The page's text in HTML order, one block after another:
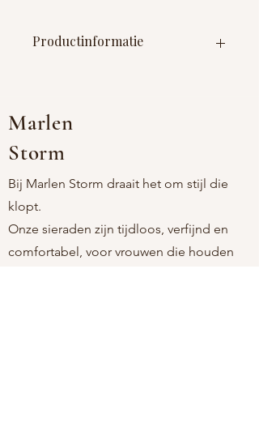
Productinformatie
Afmetingen : one size (verstelbaar)
Marlen
Storm
Bij Marlen Storm draait het om stijl die
klopt.
Onze sieraden zijn tijdloos, verfijnd en
comfortabel, voor vrouwen die houden